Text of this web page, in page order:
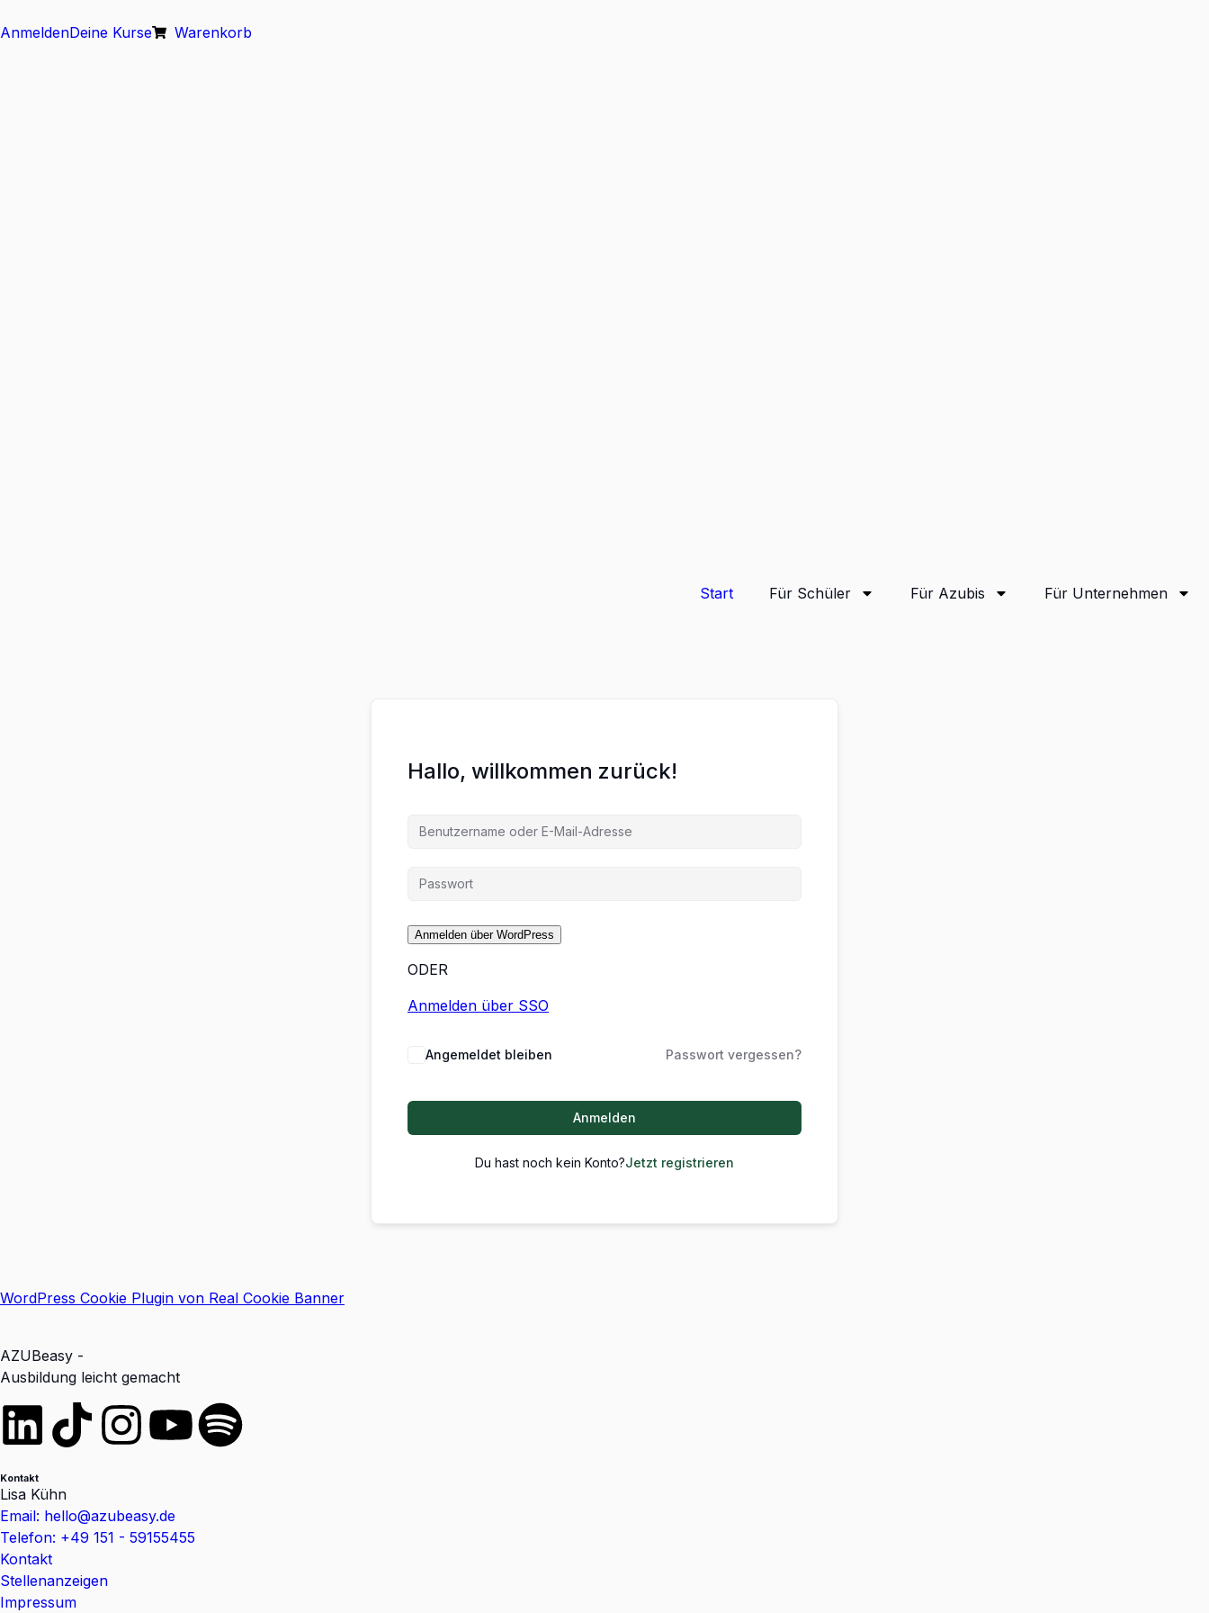
AnmeldenDeine Kurse Warenkorb
Start Für Schüler Für Azubis Für Unternehmen
Hallo, willkommen zurück!
ODER
Anmelden über SSO
Angemeldet bleiben Passwort vergessen?
Anmelden
Du hast noch kein Konto?Jetzt registrieren
WordPress Cookie Plugin von Real Cookie Banner
AZUBeasy -
Ausbildung leicht gemacht
Kontakt
Lisa Kühn
Email: hello@azubeasy.de
Telefon: +49 151 - 59155455
Kontakt
Stellenanzeigen
Impressum